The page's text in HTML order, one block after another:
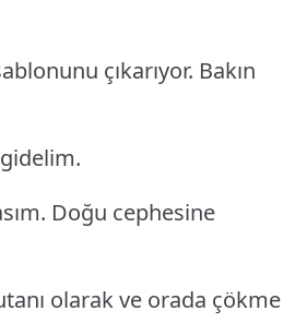
çıkarıyor. Bakın
Doğu cephesine
olarak ve orada çökme